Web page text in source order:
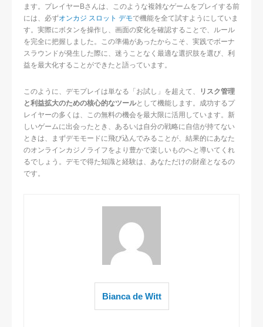
ます。プレイヤーBさんは、このような複雑なゲームをプレイする前
には、必ずオンカジ スロット デモで機能を全て試すようにしていま
す。実際にボタンを操作し、画面の変化を確認することで、ルール
を完全に把握しました。この準備があったからこそ、実践でボーナ
スラウンドが発生した際に、迷うことなく最適な選択肢を選び、利
益を最大化することができたと語っています。
このように、デモプレイは単なる「お試し」を超えて、
リスク管理
と利益拡大のための核心的なツールとして機能します。成功するプ
レイヤーの多くは、この無料の機会を最大限に活用しています。新
しいゲームに出会ったとき、あるいは自分の戦略に自信が持てない
ときは、まずデモモードに飛び込んでみることが、結果的にあなた
のオンラインカジノライフをより豊かで楽しいものへと導いてくれ
るでしょう。デモで得た知識と経験は、あなただけの財産となるの
です。
Bianca de Witt